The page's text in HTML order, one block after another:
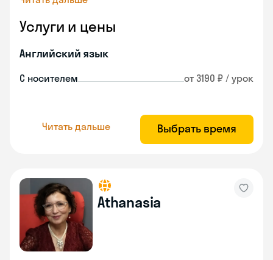
Услуги и цены
Английский язык
С носителем от 3190 ₽ / урок
Читать дальше Выбрать время
Athanasia